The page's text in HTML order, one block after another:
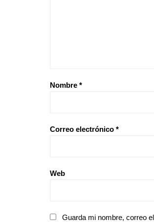
Nombre *
Correo electrónico *
Web
Guarda mi nombre, correo